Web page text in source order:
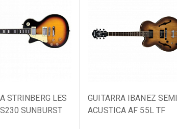
STRINBERG LES
SUNBURST
GUITARRA IBANEZ SEMI
ACUSTICA AF 55L TF